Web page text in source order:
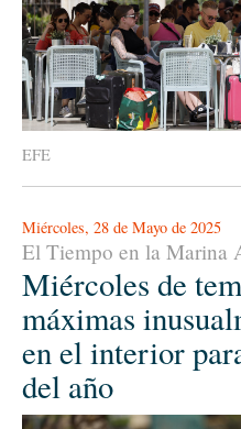
EFE
Miércoles, 28 de Mayo de 2025
El Tiempo en la Marina
Miércoles de
máximas
en el interior
del año